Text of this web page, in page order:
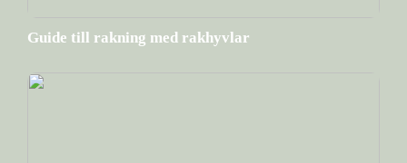
Guide till rakning med rakhyvlar